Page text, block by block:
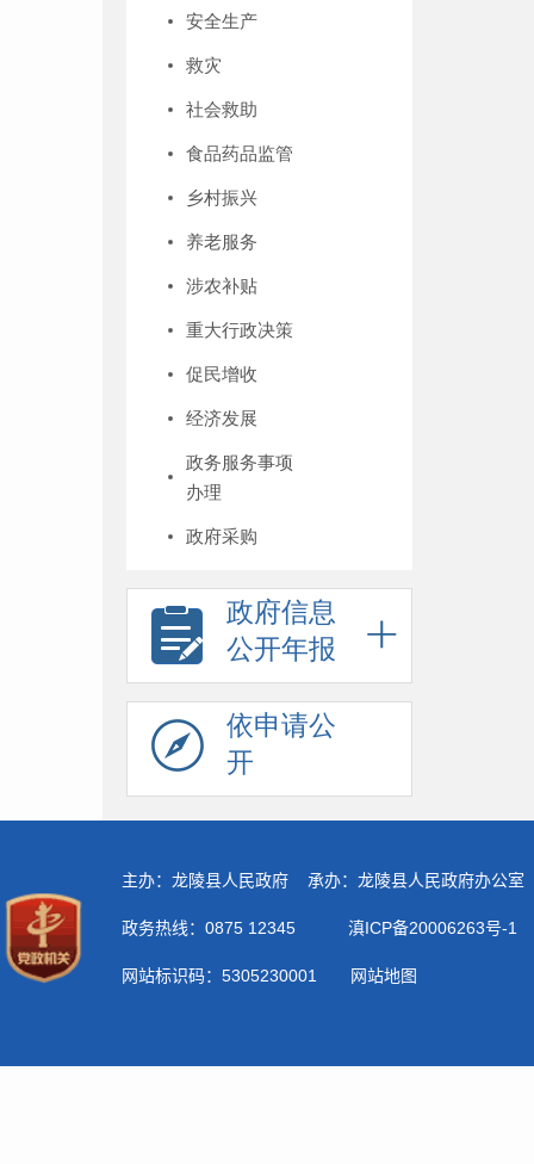
安全生产
救灾
社会救助
食品药品监管
乡村振兴
养老服务
涉农补贴
重大行政决策
促民增收
经济发展
政务服务事项
办理
政府采购
政府信息
公开年报
依申请公
开